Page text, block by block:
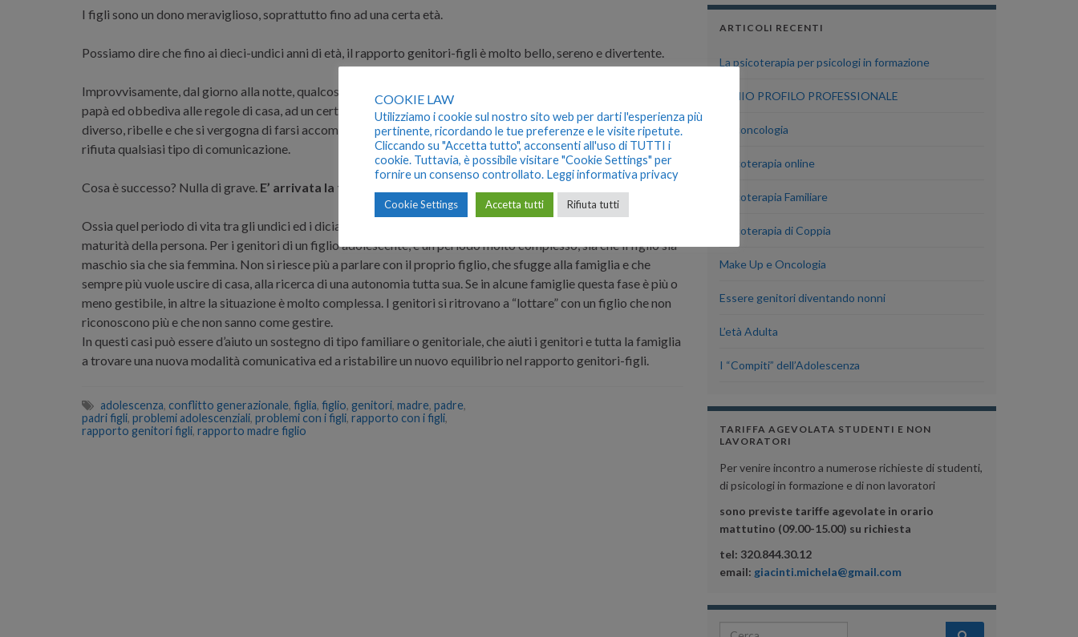
I figli sono un dono meraviglioso, soprattutto fino ad una certa età.
Possiamo dire che fino ai dieci-undici anni di età, il rapporto genitori-figli è molto bello, sereno e divertente.
Improvvisamente, dal giorno alla notte, qualcosa cambia. Se prima il figlio voleva stare sempre con mamma e
papà ed obbediva alle regole di casa, ad un certo punto tutto questo non c’è più. Ci si trova di fronte un figlio
diverso, ribelle e che si vergogna di farsi accompagnare a scuola dai genitori. Non vuole più baci e carezze e
rifiuta qualsiasi tipo di comunicazione.
Cosa è successo? Nulla di grave. E’ arrivata la fase dell’adolescenza
Ossia quel periodo di vita tra gli undici ed i diciassette-diciotto anni, che segna il passaggio dall’infanzia alla
maturità della persona. Per i genitori di un figlio adolescente, è un periodo molto complesso, sia che il figlio sia
maschio sia che sia femmina. Non si riesce più a parlare con il proprio figlio, che sfugge alla famiglia e che
sempre più vuole uscire di casa, alla ricerca di una autonomia tutta sua. Se in alcune famiglie questa fase è più o
meno gestibile, in altre la situazione è molto complessa. I genitori si ritrovano a “lottare” con un figlio che non
riconoscono più e che non sanno come gestire.
In questi casi può essere d’aiuto un sostegno di tipo familiare o genitoriale, che aiuti i genitori e tutta la famiglia
a trovare una nuova modalità comunicativa ed a ristabilire un nuovo equilibrio nel rapporto genitori-figli.
adolescenza, conflitto generazionale, figlia, figlio, genitori, madre, padre,
padri figli, problemi adolescenziali, problemi con i figli, rapporto con i figli,
rapporto genitori figli, rapporto madre figlio
ARTICOLI RECENTI
La psicoterapia per psicologi in formazione
IL MIO PROFILO PROFESSIONALE
Psiconcologia
Psicoterapia online
Psicoterapia Familiare
Psicoterapia di Coppia
Make Up e Oncologia
Essere genitori diventando nonni
L’età Adulta
I “Compiti” dell’Adolescenza
TARIFFA AGEVOLATA STUDENTI E NON
LAVORATORI
Per venire incontro a numerose richieste di studenti,
di psicologi in formazione e di non lavoratori
sono previste tariffe agevolate in orario
mattutino (09.00-15.00) su richiesta
tel: 320.844.30.12
email: giacinti.michela@gmail.com
Search for:
COOKIE LAW
Utilizziamo i cookie sul nostro sito web per darti l'esperienza più
pertinente, ricordando le tue preferenze e le visite ripetute.
Cliccando su "Accetta tutto", acconsenti all'uso di TUTTI i
cookie. Tuttavia, è possibile visitare "Cookie Settings" per
fornire un consenso controllato. Leggi informativa privacy
Cookie Settings Accetta tutti Rifiuta tutti